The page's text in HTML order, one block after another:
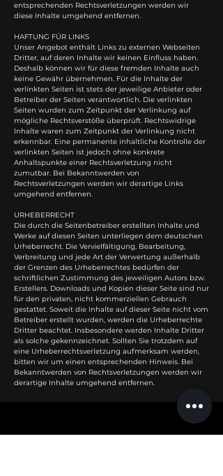
entsprechenden Rechtsverletzungen werden wir
diese Inhalte umgehend entfernen.
HAFTUNG FÜR LINKS
Unser Angebot enthält Links zu externen Webseiten
Dritter, auf deren Inhalte wir keinen Einfluss haben.
Deshalb können wir für diese fremden Inhalte auch
keine Gewähr übernehmen. Für die Inhalte der
verlinkten Seiten ist stets der jeweilige Anbieter oder
Betreiber der Seiten verantwortlich. Die verlinkten
Seiten wurden zum Zeitpunkt der Verlinkung auf
mögliche Rechtsverstöße überprüft. Rechtswidrige
Inhalte waren zum Zeitpunkt der Verlinkung nicht
erkennbar. Eine permanente inhaltliche Kontrolle der
verlinkten Seiten ist jedoch ohne konkrete
Anhaltspunkte einer Rechtsverletzung nicht
zumutbar. Bei Bekanntwerden von
Rechtsverletzungen werden wir derartige Links
umgehend entfernen.
URHEBERRECHT
Die durch die Seitenbetreiber erstellten Inhalte und
Werke auf diesen Seiten unterliegen dem deutschen
Urheberrecht. Die Vervielfältigung, Bearbeitung,
Verbreitung und jede Art der Verwertung außerhalb
der Grenzen des Urheberrechtes bedürfen der
schriftlichen Zustimmung des jeweiligen Autors bzw.
Erstellers. Downloads und Kopien dieser Seite sind nur
für den privaten, nicht kommerziellen Gebrauch
gestattet. Soweit die Inhalte auf dieser Seite nicht vom
Betreiber erstellt wurden, werden die Urheberrechte
Dritter beachtet. Insbesondere werden Inhalte Dritter
als solche gekennzeichnet. Sollten Sie trotzdem auf
eine Urheberrechtsverletzung aufmerksam werden,
bitten wir um einen entsprechenden Hinweis. Bei
Bekanntwerden von Rechtsverletzungen werden wir
derartige Inhalte umgehend entfernen.